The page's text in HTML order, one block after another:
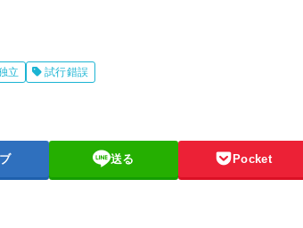
立 試行錯誤
送る Pocket